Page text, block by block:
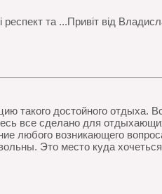
та ...Привіт від
такого достойного отдыха.
все сделано для
любого возникающего
Это место куда